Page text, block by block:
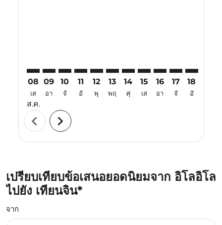
08
เส
ส.ค.
09
อา
10
จั
11
อั
12
พุ
13
พฤ
14
ศุ
15
เส
16
อา
17
จั
18
อั
chevron_left chevron_right
เปรียบเทียบข้อเสนอยอดนิยมจาก อิโลอิโล
ไปยัง เทียนจิน*
จาก